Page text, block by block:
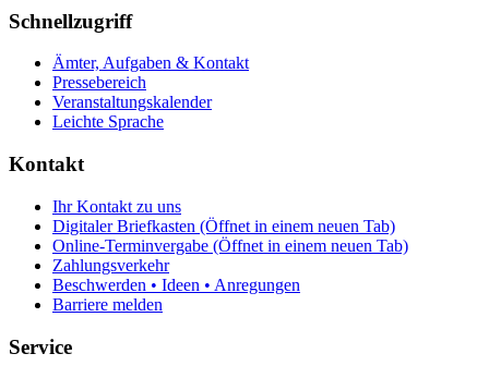
Schnellzugriff
Ämter, Aufgaben & Kontakt
Pressebereich
Veranstaltungskalender
Leichte Sprache
Kontakt
Ihr Kontakt zu uns
Digitaler Briefkasten (Öffnet in einem neuen Tab)
Online-Terminvergabe (Öffnet in einem neuen Tab)
Zahlungsverkehr
Beschwerden • Ideen • Anregungen
Barriere melden
Service